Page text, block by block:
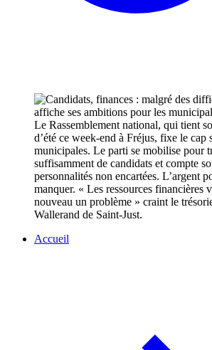
Le Rassemblement national, qui tient
d’été ce week-end à Fréjus, fixe le cap
municipales. Le parti se mobilise pour
suffisamment de candidats et compte
personnalités non encartées. L’argent
manquer. « Les ressources financières
nouveau un problème » craint le
Wallerand de Saint-Just.
Accueil